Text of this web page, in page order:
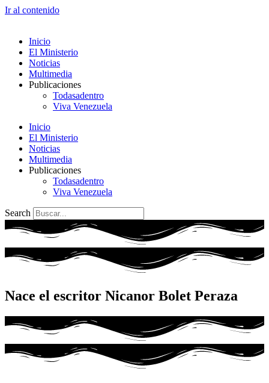
Ir al contenido
Inicio
El Ministerio
Noticias
Multimedia
Publicaciones
Todasadentro
Viva Venezuela
Inicio
El Ministerio
Noticias
Multimedia
Publicaciones
Todasadentro
Viva Venezuela
Search
Nace el escritor Nicanor Bolet Peraza